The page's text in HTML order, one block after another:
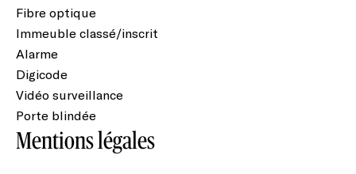
Fibre optique
Immeuble classé/inscrit
Alarme
Digicode
Vidéo surveillance
Porte blindée
Mentions légales